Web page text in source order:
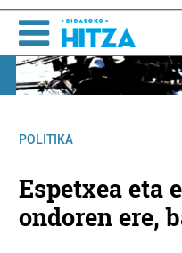
POLITIKA
Espetxea eta
ondoren ere,